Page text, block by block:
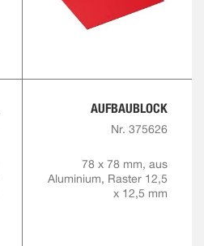
AUFBAUBLOCK
Nr. 375626
78 x 78 mm, aus
Aluminium, Raster 12,5
x 12,5 mm